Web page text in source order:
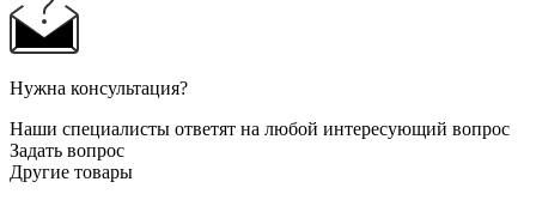
Нужна консультация?
Наши специалисты ответят на любой интересующий вопрос
Задать вопрос
Другие товары